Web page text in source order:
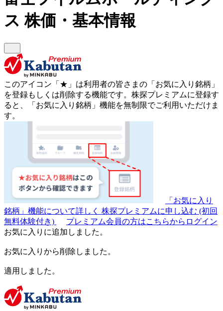
ス株価・基本情報
このアイコン 「★」 は利用者の皆さまの 「お気に入り銘柄」
を登録もしくは削除する機能です。 株探プレミアムに登録す
ると、「お気に入り銘柄」機能を無制限でご利用いただけま
す。
「お気に入り
銘柄」機能について詳しく 株探プレミアムに申し込む (初回
無料体験付き)
プレミアム会員の方はこちらからログイン
お気に入りに追加しました。
お気に入りから削除しました。
適用しました。